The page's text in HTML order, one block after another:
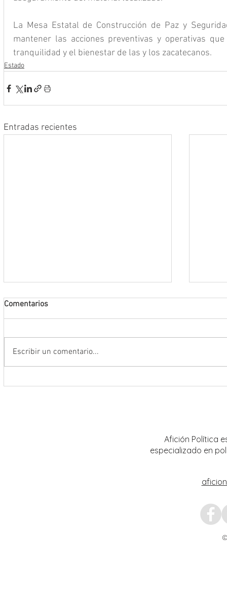
La Mesa Estatal de Construcción de Paz y
mantener las acciones preventivas y operativas
tranquilidad y el bienestar de las y los zacatecanos.
Estado
Entradas recientes
Comentarios
Escribir un comentario...
Afición Política
especializado en